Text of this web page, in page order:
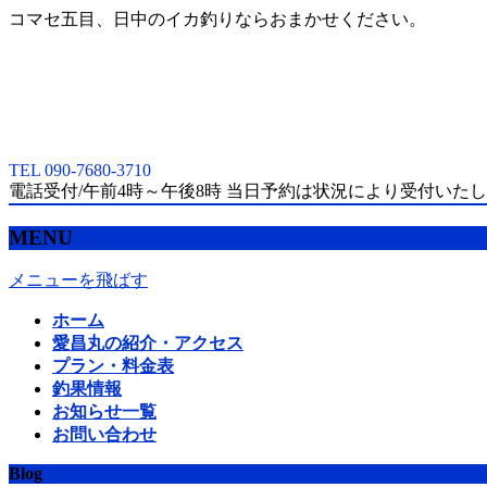
コマセ五目、日中のイカ釣りならおまかせください。
TEL 090-7680-3710
電話受付/午前4時～午後8時 当日予約は状況により受付いた
MENU
メニューを飛ばす
ホーム
愛昌丸の紹介・アクセス
プラン・料金表
釣果情報
お知らせ一覧
お問い合わせ
Blog